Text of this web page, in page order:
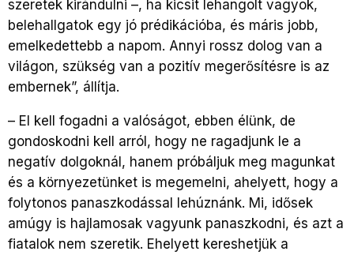
szeretek kirándulni –, ha kicsit lehangolt vagyok,
belehallgatok egy jó prédikációba, és máris jobb,
emelkedettebb a napom. Annyi rossz dolog van a
világon, szükség van a pozitív megerősítésre is az
embernek”, állítja.
– El kell fogadni a valóságot, ebben élünk, de
gondoskodni kell arról, hogy ne ragadjunk le a
negatív dolgoknál, hanem próbáljuk meg magunkat
és a környezetünket is megemelni, ahelyett, hogy a
folytonos panaszkodással lehúznánk. Mi, idősek
amúgy is hajlamosak vagyunk panaszkodni, és azt a
fiatalok nem szeretik. Ehelyett kereshetjük a